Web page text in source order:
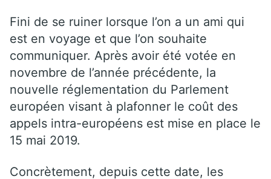
Fini de se ruiner lorsque l’on a un ami qui
est en voyage et que l’on souhaite
communiquer. Après avoir été votée en
novembre de l’année précédente, la
nouvelle réglementation du Parlement
européen visant à plafonner le coût des
appels intra-européens est mise en place le
15 mai 2019.
Concrètement, depuis cette date, les